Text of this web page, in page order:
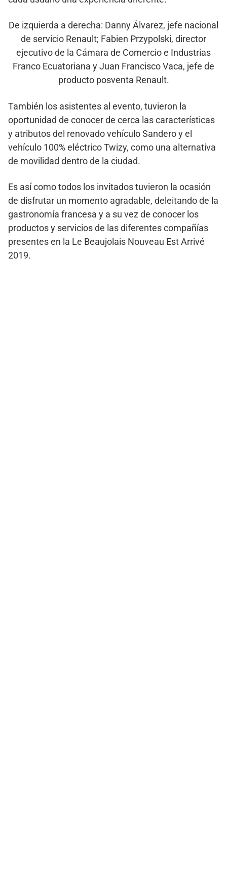
De izquierda a derecha: Danny Álvarez, jefe nacional
de servicio Renault; Fabien Przypolski, director
ejecutivo de la Cámara de Comercio e Industrias
Franco Ecuatoriana y Juan Francisco Vaca, jefe de
producto posventa Renault.
También los asistentes al evento, tuvieron la
oportunidad de conocer de cerca las características
y atributos del renovado vehículo Sandero y el
vehículo 100% eléctrico Twizy, como una alternativa
de movilidad dentro de la ciudad.
Es así como todos los invitados tuvieron la ocasión
de disfrutar un momento agradable, deleitando de la
gastronomía francesa y a su vez de conocer los
productos y servicios de las diferentes compañías
presentes en la Le Beaujolais Nouveau Est Arrivé
2019.